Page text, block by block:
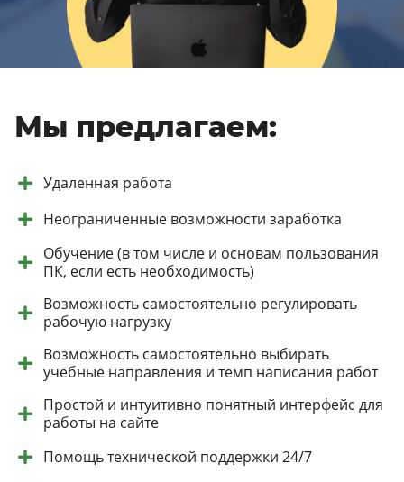
Мы предлагаем:
Удаленная работа
Неограниченные возможности заработка
Обучение (в том числе и основам пользования
ПК, если есть необходимость)
Возможность самостоятельно регулировать
рабочую нагрузку
Возможность самостоятельно выбирать
учебные направления и темп написания работ
Простой и интуитивно понятный интерфейс для
работы на сайте
Помощь технической поддержки 24/7